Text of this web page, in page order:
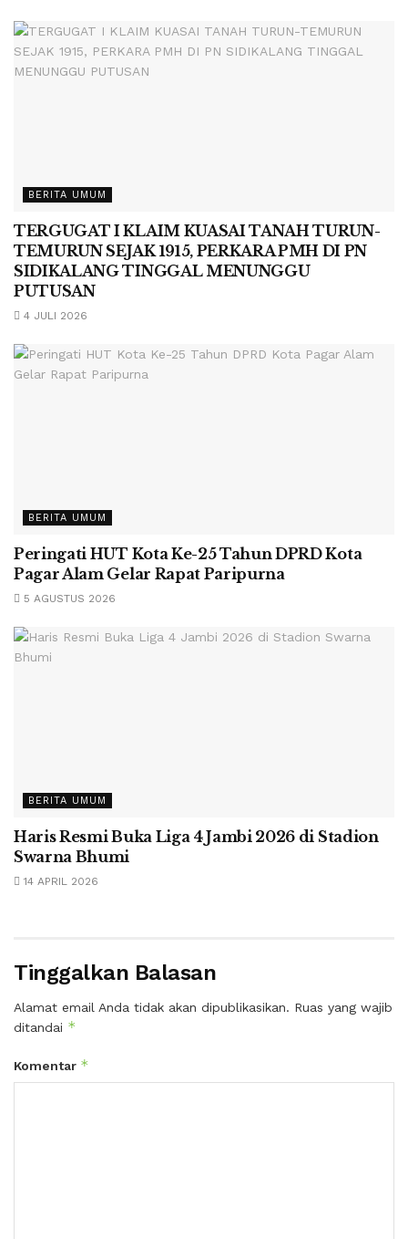
BERITA UMUM
TERGUGAT I KLAIM KUASAI TANAH TURUN-
TEMURUN SEJAK 1915, PERKARA PMH DI PN
SIDIKALANG TINGGAL MENUNGGU
PUTUSAN
4 JULI 2026
BERITA UMUM
Peringati HUT Kota Ke-25 Tahun DPRD Kota
Pagar Alam Gelar Rapat Paripurna
5 AGUSTUS 2026
BERITA UMUM
Haris Resmi Buka Liga 4 Jambi 2026 di Stadion
Swarna Bhumi
14 APRIL 2026
Tinggalkan Balasan
Alamat email Anda tidak akan dipublikasikan. Ruas yang wajib
ditandai *
Komentar *